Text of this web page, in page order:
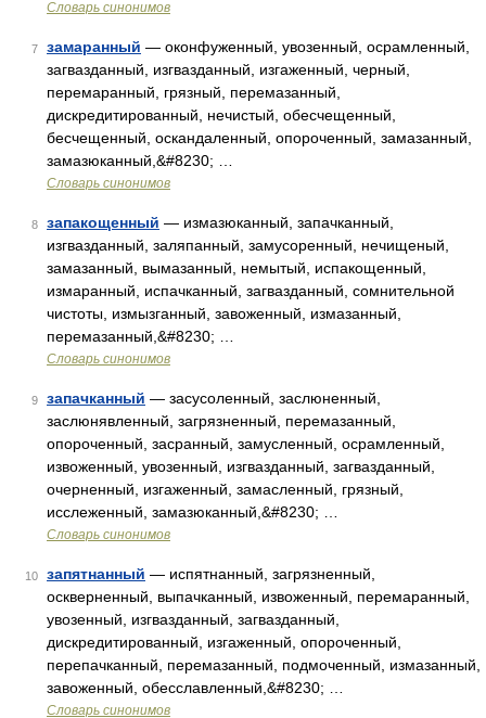
Словарь синонимов
7 замаранный — оконфуженный, увозенный, осрамленный,
загвазданный, изгвазданный, изгаженный, черный,
перемаранный, грязный, перемазанный,
дискредитированный, нечистый, обесчещенный,
бесчещенный, оскандаленный, опороченный, замазанный,
замазюканный,&#8230; …
Словарь синонимов
8 запакощенный — измазюканный, запачканный,
изгвазданный, заляпанный, замусоренный, нечищеный,
замазанный, вымазанный, немытый, испакощенный,
измаранный, испачканный, загвазданный, сомнительной
чистоты, измызганный, завоженный, измазанный,
перемазанный,&#8230; …
Словарь синонимов
9 запачканный — засусоленный, заслюненный,
заслюнявленный, загрязненный, перемазанный,
опороченный, засранный, замусленный, осрамленный,
извоженный, увозенный, изгвазданный, загвазданный,
очерненный, изгаженный, замасленный, грязный,
исслеженный, замазюканный,&#8230; …
Словарь синонимов
10 запятнанный — испятнанный, загрязненный,
оскверненный, выпачканный, извоженный, перемаранный,
увозенный, изгвазданный, загвазданный,
дискредитированный, изгаженный, опороченный,
перепачканный, перемазанный, подмоченный, измазанный,
завоженный, обесславленный,&#8230; …
Словарь синонимов